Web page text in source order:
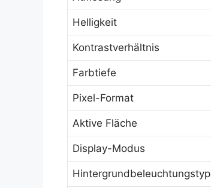
Helligkeit
Kontrastverhältnis
Farbtiefe
Pixel-Format
Aktive Fläche
Display-Modus
Hintergrundbeleuchtungstyp